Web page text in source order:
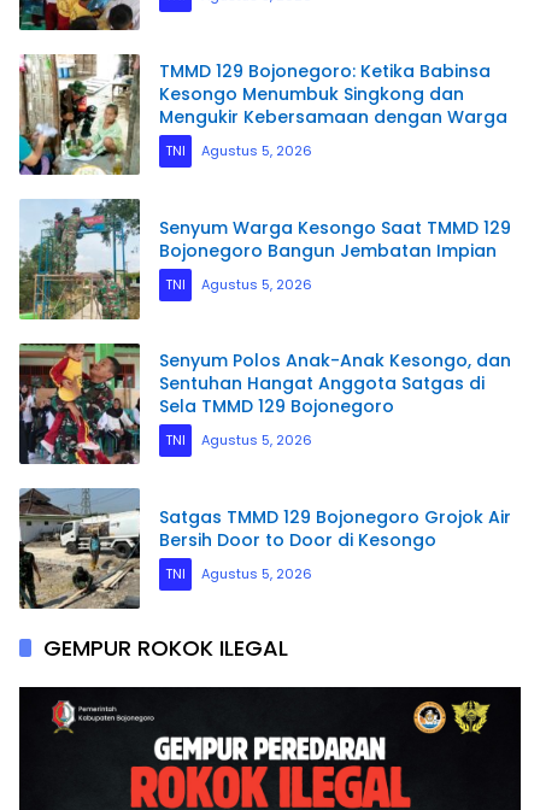
TMMD 129 Bojonegoro: Ketika Babinsa
Kesongo Menumbuk Singkong dan
Mengukir Kebersamaan dengan Warga
TNI Agustus 5, 2026
Senyum Warga Kesongo Saat TMMD 129
Bojonegoro Bangun Jembatan Impian
TNI Agustus 5, 2026
Senyum Polos Anak-Anak Kesongo, dan
Sentuhan Hangat Anggota Satgas di
Sela TMMD 129 Bojonegoro
TNI Agustus 5, 2026
Satgas TMMD 129 Bojonegoro Grojok Air
Bersih Door to Door di Kesongo
TNI Agustus 5, 2026
GEMPUR ROKOK ILEGAL